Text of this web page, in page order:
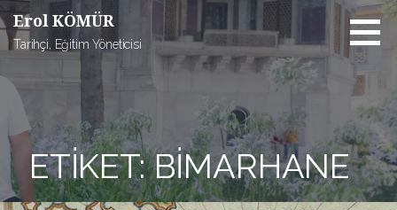
İçeriğe
atla
Erol KÖMÜR
Tarihçi, Eğitim Yöneticisi
ETIKET: BIMARHANE